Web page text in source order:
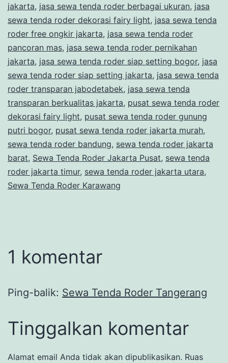
jakarta, jasa sewa tenda roder berbagai ukuran, jasa
sewa tenda roder dekorasi fairy light, jasa sewa tenda
roder free ongkir jakarta, jasa sewa tenda roder
pancoran mas, jasa sewa tenda roder pernikahan
jakarta, jasa sewa tenda roder siap setting bogor, jasa
sewa tenda roder siap setting jakarta, jasa sewa tenda
roder transparan jabodetabek, jasa sewa tenda
transparan berkualitas jakarta, pusat sewa tenda roder
dekorasi fairy light, pusat sewa tenda roder gunung
putri bogor, pusat sewa tenda roder jakarta murah,
sewa tenda roder bandung, sewa tenda roder jakarta
barat, Sewa Tenda Roder Jakarta Pusat, sewa tenda
roder jakarta timur, sewa tenda roder jakarta utara,
Sewa Tenda Roder Karawang
1 komentar
Ping-balik: Sewa Tenda Roder Tangerang
Tinggalkan komentar
Alamat email Anda tidak akan dipublikasikan. Ruas